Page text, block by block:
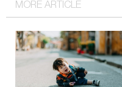
MORE ARTICLE